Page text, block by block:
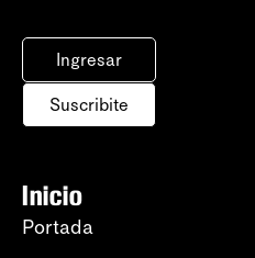
Ingresar
Suscribite
Inicio
Portada